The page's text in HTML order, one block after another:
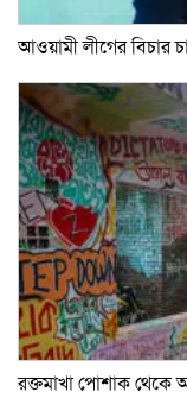
আওয়ামী লীগের বিচার
রক্তমাখা পোশাক থেকে